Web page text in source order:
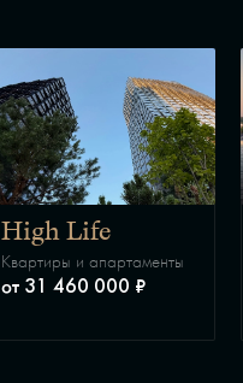
High Life
Квартиры и апартаменты
от 31 460 000 ₽